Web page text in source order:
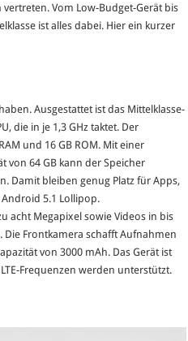
Vom Low-Budget-Gerät bis
ist alles dabei. Hier ein kurzer
Ausgestattet ist das Mittelklasse-
die in je 1,3 GHz taktet. Der
und 16 GB ROM. Mit einer
von 64 GB kann der Speicher
Damit bleiben genug Platz für Apps,
5.1 Lollipop.
acht Megapixel sowie Videos in bis
Die Frontkamera schafft Aufnahmen
von 3000 mAh. Das Gerät ist
Frequenzen werden unterstützt.